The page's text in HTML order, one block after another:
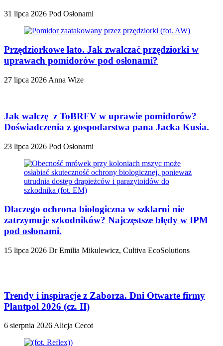
31 lipca 2026 Pod Osłonami
Przędziorkowe lato. Jak zwalczać przędziorki w
uprawach pomidorów pod osłonami?
27 lipca 2026 Anna Wize
Jak walczę z ToBRFV w uprawie pomidorów?
Doświadczenia z gospodarstwa pana Jacka Kusia.
23 lipca 2026 Pod Osłonami
Dlaczego ochrona biologiczna w szklarni nie
zatrzymuje szkodników? Najczęstsze błędy w IPM
pod osłonami.
15 lipca 2026 Dr Emilia Mikulewicz, Cultiva EcoSolutions
Trendy i inspiracje z Zaborza. Dni Otwarte firmy
Plantpol 2026 (cz. II)
6 sierpnia 2026Alicja Cecot